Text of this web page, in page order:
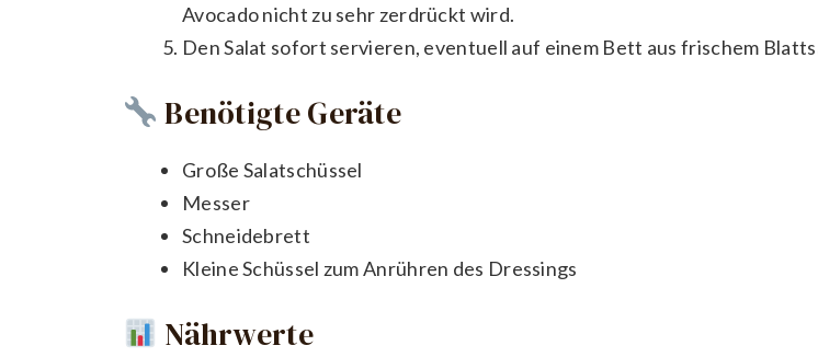
Avocado nicht zu sehr zerdrückt wird.
Den Salat sofort servieren, eventuell auf einem Bett aus frischem
Benötigte Geräte
Große Salatschüssel
Messer
Schneidebrett
Kleine Schüssel zum Anrühren des Dressings
Nährwerte